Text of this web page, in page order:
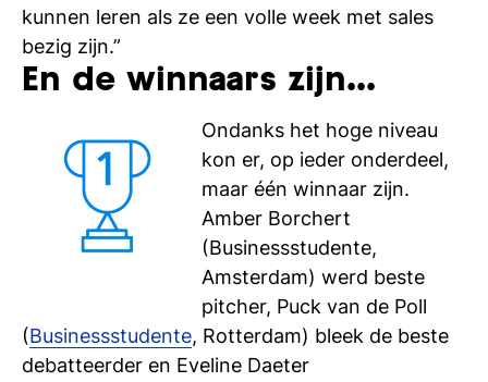
kunnen leren als ze een volle week met sales
bezig zijn.”
En de winnaars zijn...
Ondanks het hoge niveau
kon er, op ieder onderdeel,
maar één winnaar zijn.
Amber Borchert
(Businessstudente,
Amsterdam) werd beste
pitcher, Puck van de Poll
(Businessstudente, Rotterdam) bleek de beste
debatteerder en Eveline Daeter